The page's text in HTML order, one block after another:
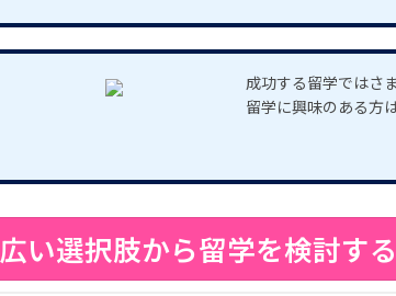
成功する留学ではさ
留学に興味のある方
広い選択肢から留学を検討する